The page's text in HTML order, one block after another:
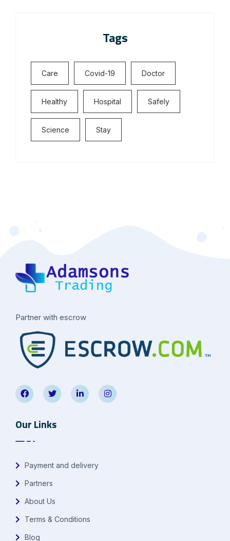
Tags
Care Covid-19 Doctor
Healthy Hospital Safely
Science Stay
Partner with escrow
Our Links
Payment and delivery
Partners
About Us
Terms & Conditions
Blog